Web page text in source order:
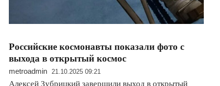
Российские космонавты показали фото с
выхода в открытый космос
metroadmin 21.10.2025 09:21
Алексей Зубрицкий завершили выход в открытый